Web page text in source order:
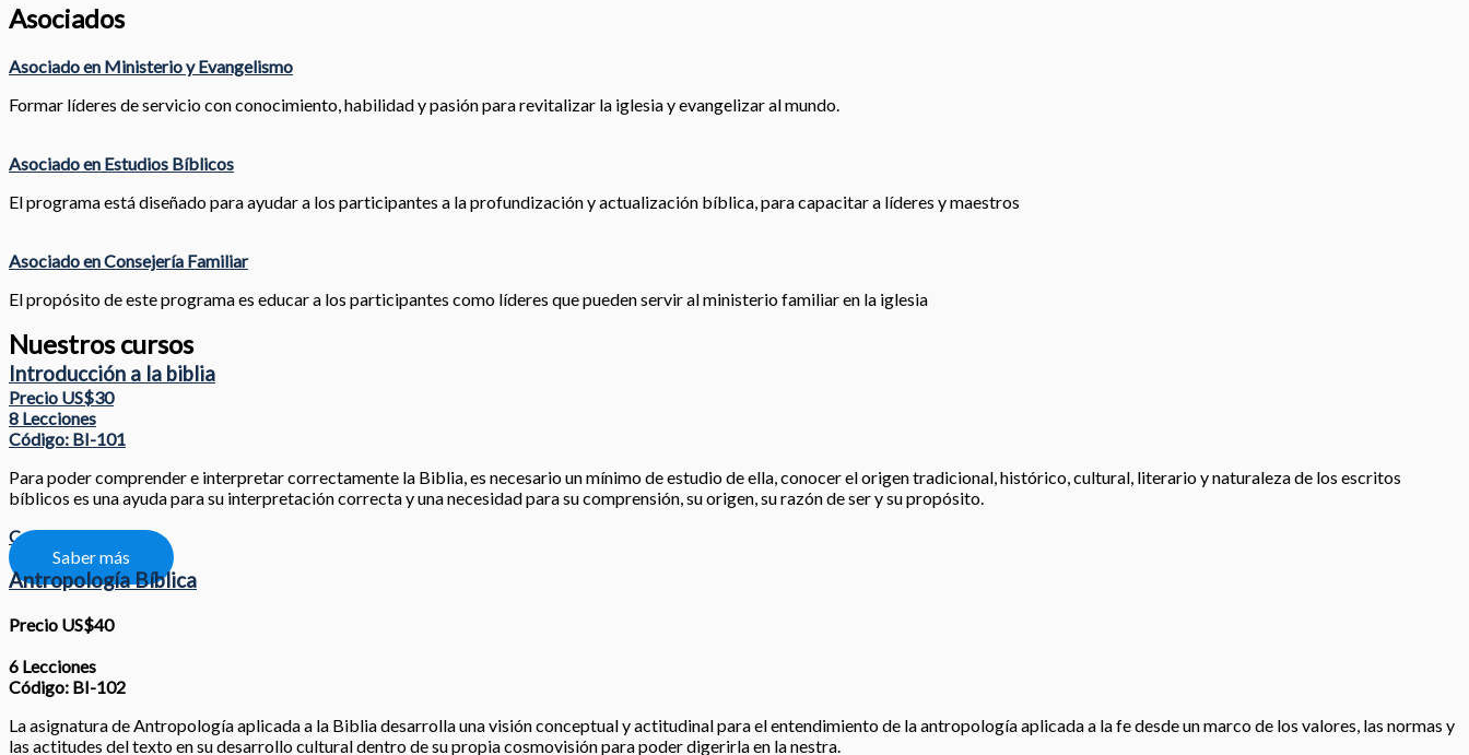
Asociados
Asociado en Ministerio y Evangelismo
Formar líderes de servicio con conocimiento, habilidad y pasión para revitalizar la iglesia y evangelizar al mundo.
Asociado en Estudios Bíblicos
El programa está diseñado para ayudar a los participantes a la profundización y actualización bíblica, para capacitar a líderes y maestros
Asociado en Consejería Familiar
El propósito de este programa es educar a los participantes como líderes que pueden servir al ministerio familiar en la iglesia
Nuestros cursos
Introducción a la biblia
Precio US$30
8 Lecciones
Código: BI-101
Para poder comprender e interpretar correctamente la Biblia, es necesario un mínimo de estudio de ella, conocer el origen tradicional, histórico, cultural, literario y naturaleza de los escritos
bíblicos es una ayuda para su interpretación correcta y una necesidad para su comprensión, su origen, su razón de ser y su propósito.
Compartir
Saber más
Antropología Bíblica
Precio US$40
6 Lecciones
Código: BI-102
La asignatura de Antropología aplicada a la Biblia desarrolla una visión conceptual y actitudinal para el entendimiento de la antropología aplicada a la fe desde un marco de los valores, las normas y
las actitudes del texto en su desarrollo cultural dentro de su propia cosmovisión para poder digerirla en la nestra.